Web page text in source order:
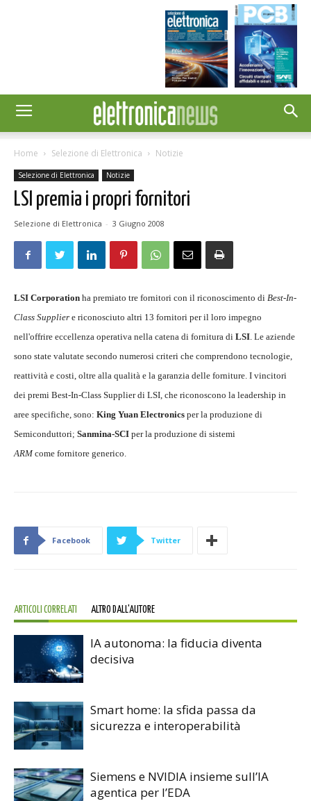
Home Selezione di Elettronica Notizie
Selezione di Elettronica Notizie
LSI premia i propri fornitori
Selezione di Elettronica - 3 Giugno 2008
LSI Corporation ha premiato tre fornitori con il riconoscimento di Best-In-
Class Supplier e riconosciuto altri 13 fornitori per il loro impegno
nell'offrire eccellenza operativa nella catena di fornitura di LSI. Le aziende
sono state valutate secondo numerosi criteri che comprendono tecnologie,
reattività e costi, oltre alla qualità e la garanzia delle forniture. I vincitori
dei premi Best-In-Class Supplier di LSI, che riconoscono la leadership in
aree specifiche, sono: King Yuan Electronics per la produzione di
Semiconduttori; Sanmina-SCI per la produzione di sistemi
ARMcome fornitore generico.
Facebook Twitter
ARTICOLI CORRELATI ALTRO DALL'AUTORE
IA autonoma: la fiducia diventa
decisiva
Smart home: la sfida passa da
sicurezza e interoperabilità
Siemens e NVIDIA insieme sull’IA
agentica per l’EDA